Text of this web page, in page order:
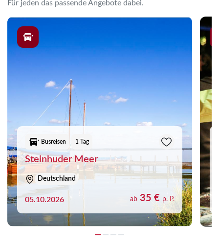
Für jeden das passende Angebote dabei.
Busreisen 1 Tag
Steinhuder Meer
Deutschland
05.10.2026 ab 35 € p. P.